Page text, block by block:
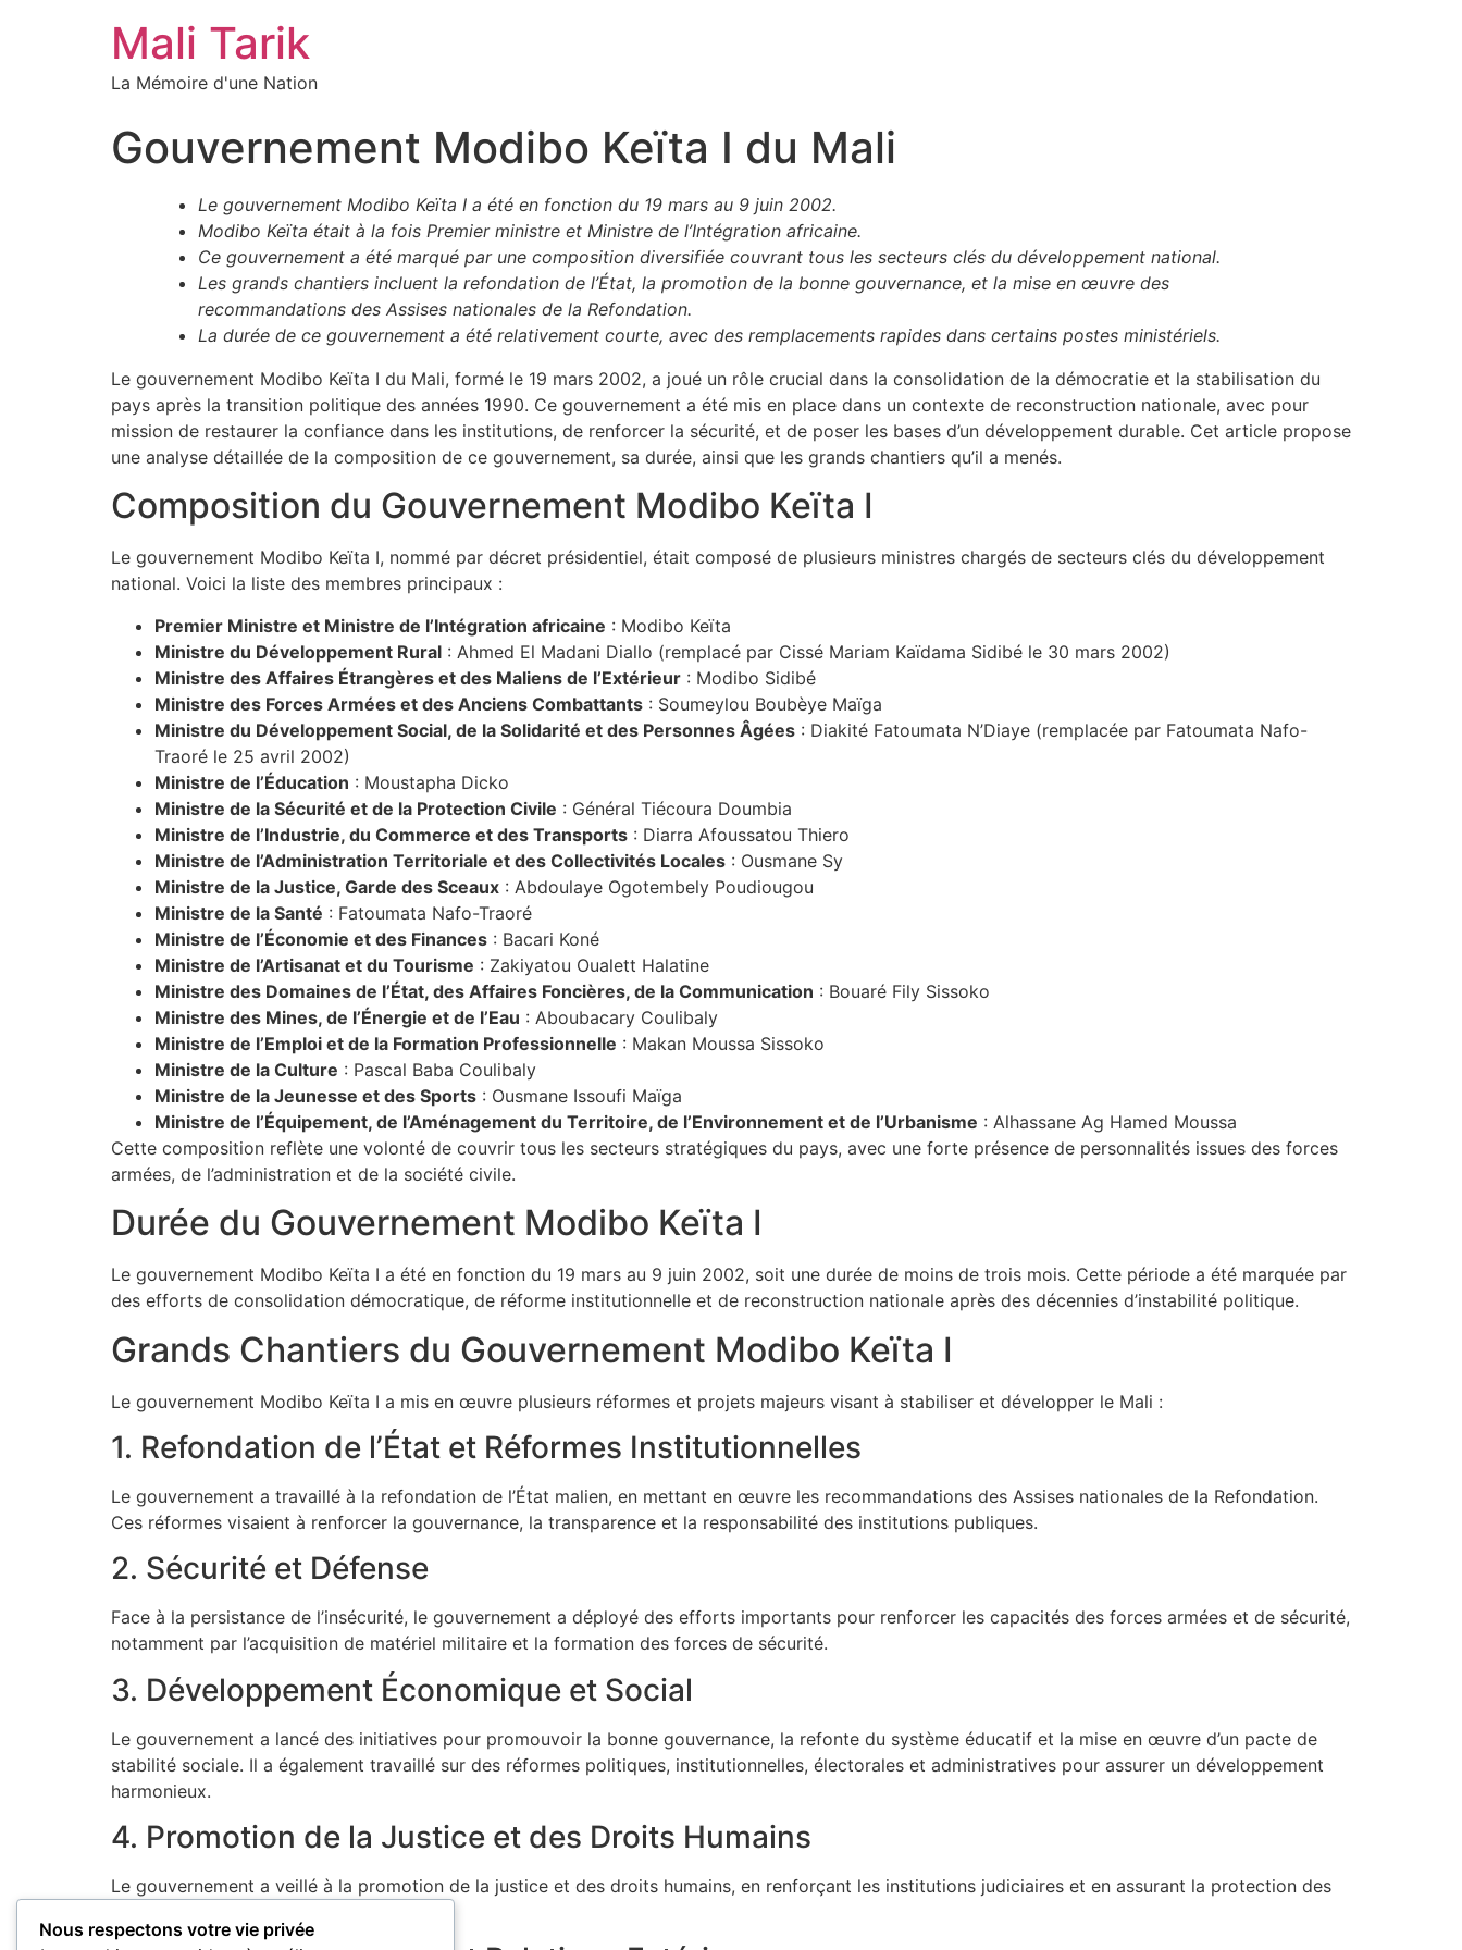
Mali Tarik
La Mémoire d'une Nation
Gouvernement Modibo Keïta I du Mali
Le gouvernement Modibo Keïta I a été en fonction du 19 mars au 9 juin 2002.
Modibo Keïta était à la fois Premier ministre et Ministre de l’Intégration africaine.
Ce gouvernement a été marqué par une composition diversifiée couvrant tous les secteurs clés du développement national.
Les grands chantiers incluent la refondation de l’État, la promotion de la bonne gouvernance, et la mise en œuvre des
recommandations des Assises nationales de la Refondation.
La durée de ce gouvernement a été relativement courte, avec des remplacements rapides dans certains postes ministériels.
Le gouvernement Modibo Keïta I du Mali, formé le 19 mars 2002, a joué un rôle crucial dans la consolidation de la démocratie et la stabilisation du
pays après la transition politique des années 1990. Ce gouvernement a été mis en place dans un contexte de reconstruction nationale, avec pour
mission de restaurer la confiance dans les institutions, de renforcer la sécurité, et de poser les bases d’un développement durable. Cet article propose
une analyse détaillée de la composition de ce gouvernement, sa durée, ainsi que les grands chantiers qu’il a menés.
Composition du Gouvernement Modibo Keïta I
Le gouvernement Modibo Keïta I, nommé par décret présidentiel, était composé de plusieurs ministres chargés de secteurs clés du développement
national. Voici la liste des membres principaux :
Premier Ministre et Ministre de l’Intégration africaine : Modibo Keïta
Ministre du Développement Rural : Ahmed El Madani Diallo (remplacé par Cissé Mariam Kaïdama Sidibé le 30 mars 2002)
Ministre des Affaires Étrangères et des Maliens de l’Extérieur : Modibo Sidibé
Ministre des Forces Armées et des Anciens Combattants : Soumeylou Boubèye Maïga
Ministre du Développement Social, de la Solidarité et des Personnes Âgées : Diakité Fatoumata N’Diaye (remplacée par Fatoumata Nafo-
Traoré le 25 avril 2002)
Ministre de l’Éducation : Moustapha Dicko
Ministre de la Sécurité et de la Protection Civile : Général Tiécoura Doumbia
Ministre de l’Industrie, du Commerce et des Transports : Diarra Afoussatou Thiero
Ministre de l’Administration Territoriale et des Collectivités Locales : Ousmane Sy
Ministre de la Justice, Garde des Sceaux : Abdoulaye Ogotembely Poudiougou
Ministre de la Santé : Fatoumata Nafo-Traoré
Ministre de l’Économie et des Finances : Bacari Koné
Ministre de l’Artisanat et du Tourisme : Zakiyatou Oualett Halatine
Ministre des Domaines de l’État, des Affaires Foncières, de la Communication : Bouaré Fily Sissoko
Ministre des Mines, de l’Énergie et de l’Eau : Aboubacary Coulibaly
Ministre de l’Emploi et de la Formation Professionnelle : Makan Moussa Sissoko
Ministre de la Culture : Pascal Baba Coulibaly
Ministre de la Jeunesse et des Sports : Ousmane Issoufi Maïga
Ministre de l’Équipement, de l’Aménagement du Territoire, de l’Environnement et de l’Urbanisme : Alhassane Ag Hamed Moussa
Cette composition reflète une volonté de couvrir tous les secteurs stratégiques du pays, avec une forte présence de personnalités issues des forces
armées, de l’administration et de la société civile.
Durée du Gouvernement Modibo Keïta I
Le gouvernement Modibo Keïta I a été en fonction du 19 mars au 9 juin 2002, soit une durée de moins de trois mois. Cette période a été marquée par
des efforts de consolidation démocratique, de réforme institutionnelle et de reconstruction nationale après des décennies d’instabilité politique.
Grands Chantiers du Gouvernement Modibo Keïta I
Le gouvernement Modibo Keïta I a mis en œuvre plusieurs réformes et projets majeurs visant à stabiliser et développer le Mali :
1. Refondation de l’État et Réformes Institutionnelles
Le gouvernement a travaillé à la refondation de l’État malien, en mettant en œuvre les recommandations des Assises nationales de la Refondation.
Ces réformes visaient à renforcer la gouvernance, la transparence et la responsabilité des institutions publiques.
2. Sécurité et Défense
Face à la persistance de l’insécurité, le gouvernement a déployé des efforts importants pour renforcer les capacités des forces armées et de sécurité,
notamment par l’acquisition de matériel militaire et la formation des forces de sécurité.
3. Développement Économique et Social
Le gouvernement a lancé des initiatives pour promouvoir la bonne gouvernance, la refonte du système éducatif et la mise en œuvre d’un pacte de
stabilité sociale. Il a également travaillé sur des réformes politiques, institutionnelles, électorales et administratives pour assurer un développement
harmonieux.
4. Promotion de la Justice et des Droits Humains
Le gouvernement a veillé à la promotion de la justice et des droits humains, en renforçant les institutions judiciaires et en assurant la protection des
Nous respectons votre vie privée